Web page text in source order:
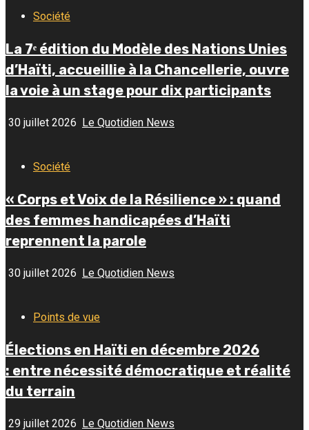
Société
La 7ᵉ édition du Modèle des Nations Unies
d’Haïti, accueillie à la Chancellerie, ouvre
la voie à un stage pour dix participants
30 juillet 2026 Le Quotidien News
Société
« Corps et Voix de la Résilience » : quand
des femmes handicapées d’Haïti
reprennent la parole
30 juillet 2026 Le Quotidien News
Points de vue
Élections en Haïti en décembre 2026
: entre nécessité démocratique et réalité
du terrain
29 juillet 2026 Le Quotidien News